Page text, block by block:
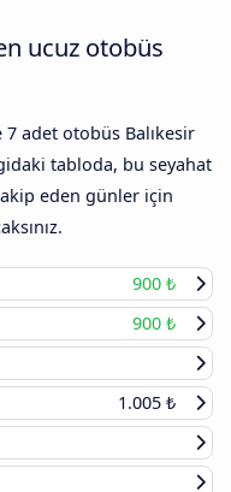
ucuz otobüs
7 adet otobüs Balıkesir
tabloda, bu seyahat
eden günler için
900 ₺
900 ₺
1.005 ₺